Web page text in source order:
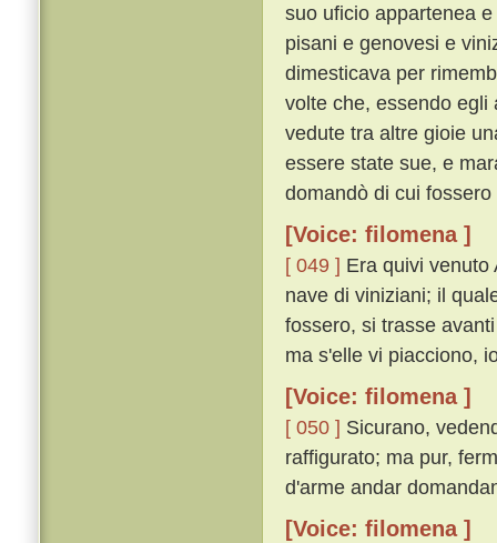
suo uficio appartenea
pisani e genovesi e
dimesticava per
volte che, essendo egli
vedute tra altre gioie
essere state sue, e
domandò di cui
[Voice: filomena ]
[ 049 ] Era quivi venuto
nave di viniziani; il
fossero, si trasse
ma s'elle vi piacciono,
[Voice: filomena ]
[ 050 ] Sicurano,
raffigurato; ma pur,
d'arme andar
[Voice: filomena ]